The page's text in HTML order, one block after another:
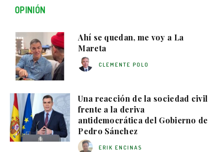
OPINIÓN
Ahí se quedan, me voy a La
Mareta
CLEMENTE POLO
Una reacción de la sociedad civil
frente a la deriva
antidemocrática del Gobierno de
Pedro Sánchez
ERIK ENCINAS